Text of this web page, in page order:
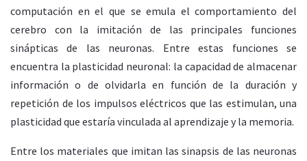
computación en el que se emula el comportamiento del
cerebro con la imitación de las principales funciones
sinápticas de las neuronas. Entre estas funciones se
encuentra la plasticidad neuronal: la capacidad de almacenar
información o de olvidarla en función de la duración y
repetición de los impulsos eléctricos que las estimulan, una
plasticidad que estaría vinculada al aprendizaje y la memoria.
Entre los materiales que imitan las sinapsis de las neuronas